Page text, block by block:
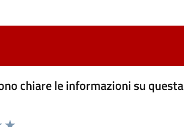
chiare le informazioni su questa